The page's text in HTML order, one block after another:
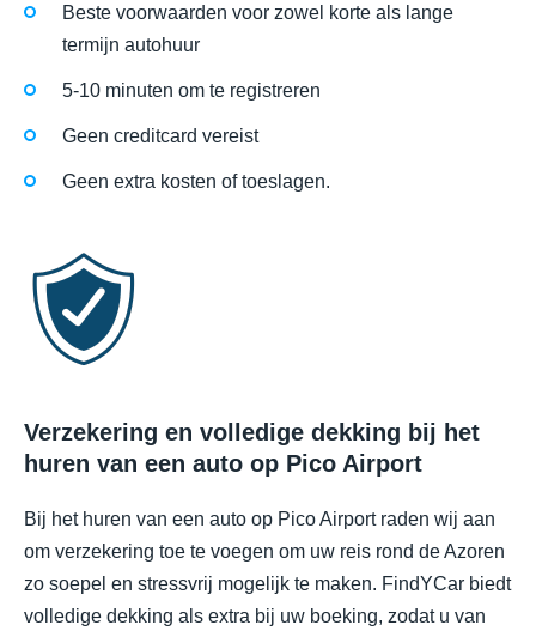
Beste voorwaarden voor zowel korte als lange
termijn autohuur
5-10 minuten om te registreren
Geen creditcard vereist
Geen extra kosten of toeslagen.
Verzekering en volledige dekking bij het
huren van een auto op Pico Airport
Bij het huren van een auto op Pico Airport raden wij aan
om verzekering toe te voegen om uw reis rond de Azoren
zo soepel en stressvrij mogelijk te maken. FindYCar biedt
volledige dekking als extra bij uw boeking, zodat u van